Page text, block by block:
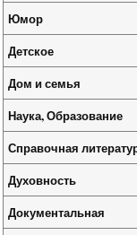
Юмор
Детское
Дом и семья
Наука, Образование
Справочная
Духовность
Документальная